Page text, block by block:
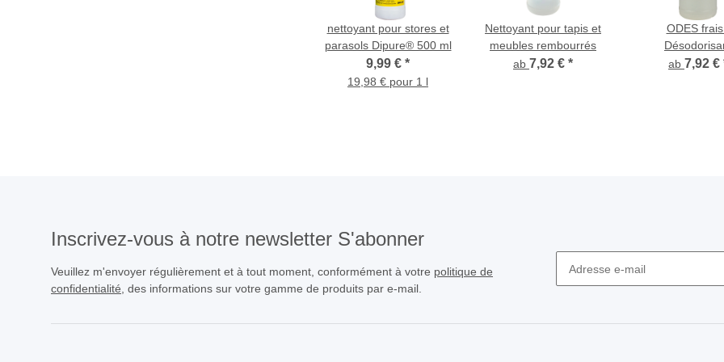
nettoyant pour stores et
parasols Dipure® 500 ml
9,99 € *
19,98 € pour 1 l
Nettoyant pour tapis et
meubles rembourrés
ab 7,92 € *
ODES
ab 7,92 €
Inscrivez-vous à notre newsletter S'abonner
Veuillez m'envoyer régulièrement et à tout moment, conformément à votre politique de
confidentialité , des informations sur votre gamme de produits par e-mail.